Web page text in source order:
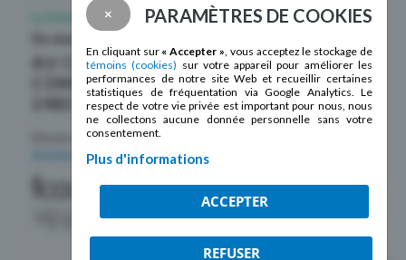
La boutique La Mosaïque
Du mardi au samedi
AU CŒUR DE LA
COMMUNAUTÉ DEPUIS
Membre de laFédération des centres
d’action bénévole du Québec
× PARAMÈTRES DE COOKIES
En cliquant sur « Accepter », vous acceptez le stockage de
témoins (cookies) sur votre appareil pour améliorer les
performances de notre site Web et recueillir certaines
statistiques de fréquentation via Google Analytics. Le
respect de votre vie privée est important pour nous, nous
ne collectons aucune donnée personnelle sans votre
consentement.
Plus d'informations
ACCEPTER
REFUSER